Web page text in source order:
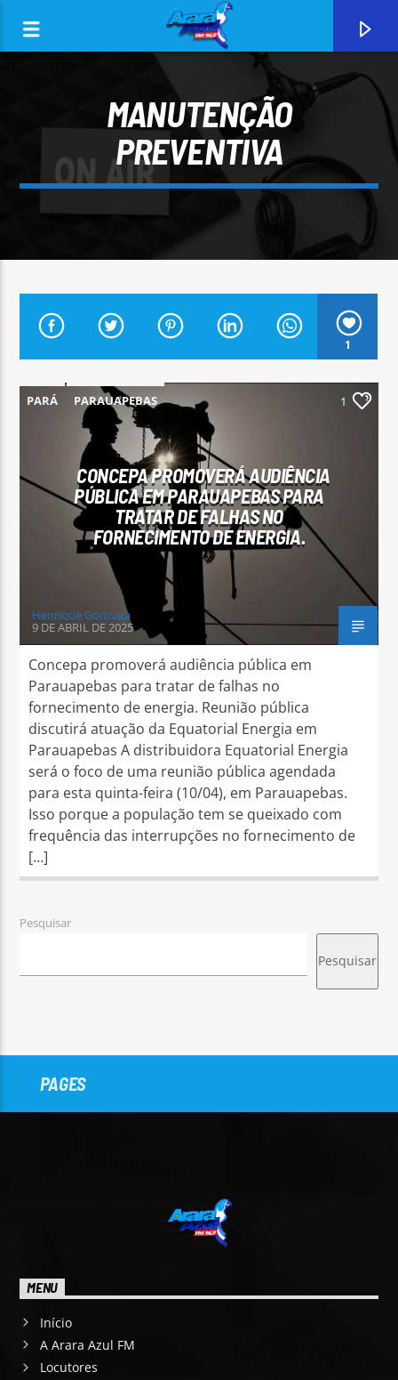
CURRENT TRACK
ARARA AZUL FM 96,9
Arara Azul FM
MANUTENÇÃO
PREVENTIVA
1
PARÁ PARAUAPEBAS 1
CONCEPA PROMOVERÁ AUDIÊNCIA
PÚBLICA EM PARAUAPEBAS PARA
TRATAR DE FALHAS NO
FORNECIMENTO DE ENERGIA.
Henrique Gonzaga
9 DE ABRIL DE 2025
Concepa promoverá audiência pública em
Parauapebas para tratar de falhas no
fornecimento de energia. Reunião pública
discutirá atuação da Equatorial Energia em
Parauapebas A distribuidora Equatorial Energia
será o foco de uma reunião pública agendada
para esta quinta-feira (10/04), em Parauapebas.
Isso porque a população tem se queixado com
frequência das interrupções no fornecimento de
[…]
Pesquisar
Pesquisar
PAGES
MENU
Início
A Arara Azul FM
Locutores